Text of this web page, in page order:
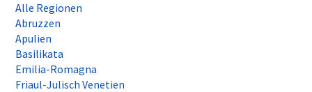
Alle Regionen
Abruzzen
Apulien
Basilikata
Emilia-Romagna
Friaul-Julisch Venetien